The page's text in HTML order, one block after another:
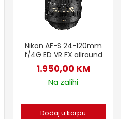
Nikon AF-S 24-120mm
f/4G ED VR FX allround
1.950,00 KM
Na zalihi
Dodaj u korpu